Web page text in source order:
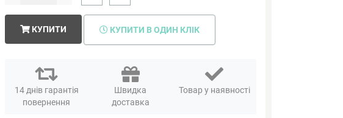
КУПИТИ КУПИТИ В ОДИН КЛІК
14 днів гарантія
повернення
Швидка
доставка
Товар у наявності